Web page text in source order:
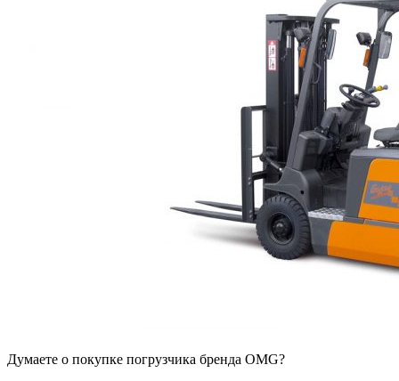
Думаете о покупке погрузчика бренда OMG?